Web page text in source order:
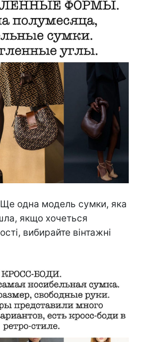
Ще одна модель сумки, яка
якщо хочеться
вибирайте вінтажні